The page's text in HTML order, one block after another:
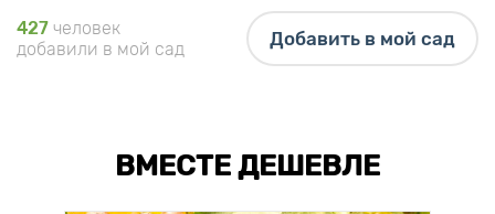
427 человек
добавили в мой сад
Добавить в мой сад
ВМЕСТЕ ДЕШЕВЛЕ